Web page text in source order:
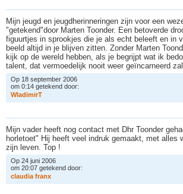
Mijn jeugd en jeugdherinneringen zijn voor een
"getekend"door Marten Toonder. Een betoverde
figuurtjes in sprookjes die je als echt beleeft en in
beeld altijd in je blijven zitten. Zonder Marten
kijk op de wereld hebben, als je begrijpt wat ik
talent, dat vermoedelijk nooit weer geïncarneerd zal
Op 18 september 2006
om 0:14 getekend door:
WladimirT
Mijn vader heeft nog contact met Dhr Toonder
horletoet" Hij heeft veel indruk gemaakt, met alles
zijn leven. Top !
Op 24 juni 2006
om 20:07 getekend door:
claudia franx